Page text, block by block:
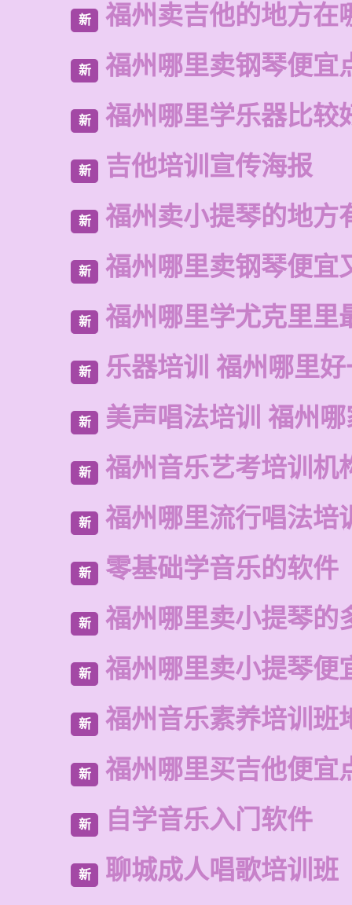
新 福州卖吉他的地方在
新 福州哪里卖钢琴便宜
新 福州哪里学乐器比较
新 吉他培训宣传海报
新 福州卖小提琴的地方
新 福州哪里卖钢琴便宜
新 福州哪里学尤克里里
新 乐器培训 福州哪里
新 美声唱法培训 福州
新 福州音乐艺考培训机
新 福州哪里流行唱法培
新 零基础学音乐的软件
新 福州哪里卖小提琴的
新 福州哪里卖小提琴便
新 福州音乐素养培训班
新 福州哪里买吉他便宜
新 自学音乐入门软件
新 聊城成人唱歌培训班